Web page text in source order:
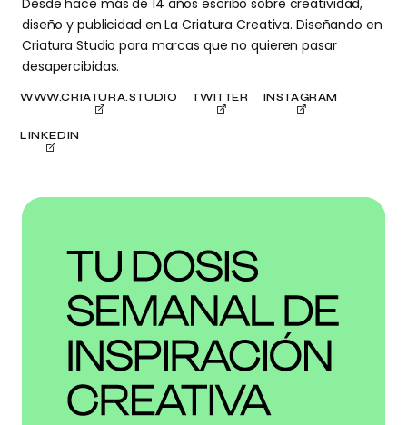
Desde hace más de 14 años escribo sobre creatividad,
diseño y publicidad en La Criatura Creativa. Diseñando en
Criatura Studio para marcas que no quieren pasar
desapercibidas.
WWW.CRIATURA.STUDIO TWITTER INSTAGRAM
LINKEDIN